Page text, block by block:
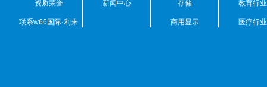
资质荣誉
联系w66国际·利来
新闻中心 存储
商用显示
教育行业
医疗行业